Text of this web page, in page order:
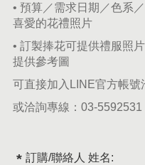
• 預算／需求日期／色系
喜愛的花禮照片
• 訂製捧花可提供禮服照
提供參考圖
可直接加入LINE官方帳號
或洽詢專線： 03-5592531
訂購/聯絡人 姓名: